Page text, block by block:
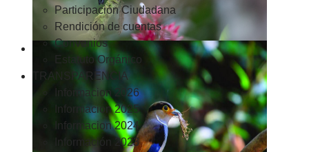
Participación Ciudadana
Rendición de cuentas
Convenios
Estatuto Orgánico
TRANSPARENCIA
Informacion 2026
Informacion 2025
Informacion 2024
Información 2023